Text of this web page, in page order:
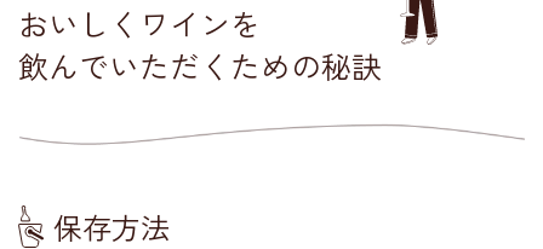
おいしくワインを
飲んでいただくための秘訣
保存方法